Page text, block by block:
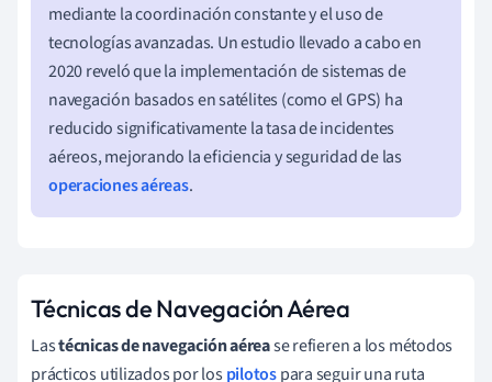
mediante la coordinación constante y el uso de
tecnologías avanzadas. Un estudio llevado a cabo en
2020 reveló que la implementación de sistemas de
navegación basados en satélites (como el GPS) ha
reducido significativamente la tasa de incidentes
aéreos, mejorando la eficiencia y seguridad de las
operaciones aéreas.
Técnicas de Navegación Aérea
Lastécnicas de navegación aérease refieren a los métodos
prácticos utilizados por lospilotospara seguir una ruta